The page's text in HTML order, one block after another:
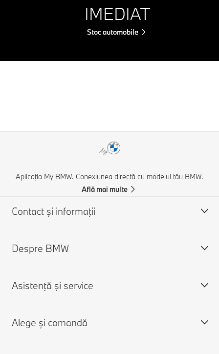
IMEDIAT
Stoc automobile
Aplicația My BMW. Conexiunea directă cu modelul tău BMW.
Află mai multe
Contact şi informaţii
Asistență și Contact
Caută un partener BMW
Cere o ofertă
Despre BMW
Despre noi
Despre BMW Group
Asistenţă şi service
Programare în service
Alege și comandă